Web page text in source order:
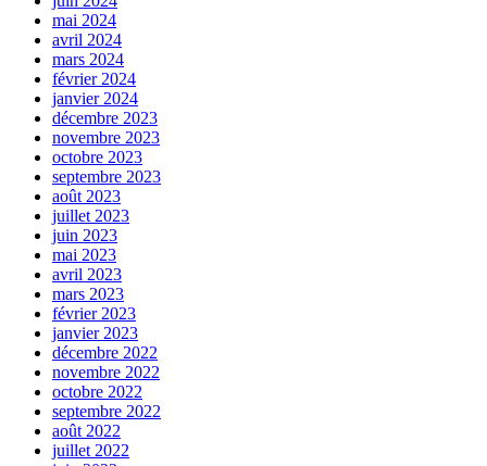
mai 2024
avril 2024
mars 2024
février 2024
janvier 2024
décembre 2023
novembre 2023
octobre 2023
septembre 2023
août 2023
juillet 2023
juin 2023
mai 2023
avril 2023
mars 2023
février 2023
janvier 2023
décembre 2022
novembre 2022
octobre 2022
septembre 2022
août 2022
juillet 2022